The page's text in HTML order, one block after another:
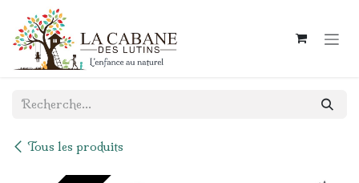
Se rendre au contenu
Tous les produits